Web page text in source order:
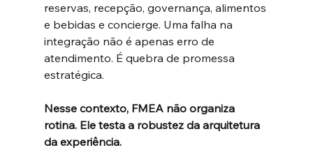
reservas, recepção, governança, alimentos
e bebidas e concierge. Uma falha na
integração não é apenas erro de
atendimento. É quebra de promessa
estratégica.
Nesse contexto, FMEA não organiza
rotina. Ele testa a robustez da arquitetura
da experiência.